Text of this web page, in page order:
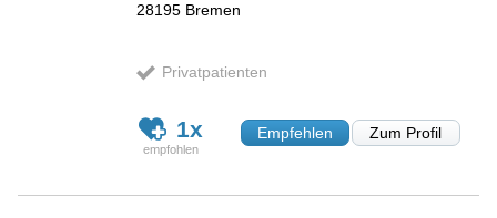
28195 Bremen
Privatpatienten
1x Empfehlen Zum Profil